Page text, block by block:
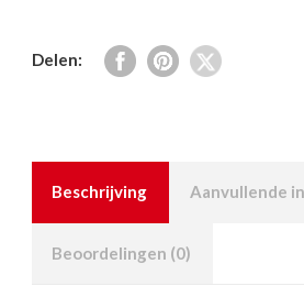
Delen:
Beschrijving Aanvullende
Beoordelingen (0)